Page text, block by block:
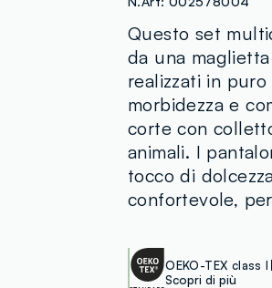
Questo set
da una maglietta
realizzati in
morbidezza e
corte con
animali. I
tocco di
confortevole,
OEKO-TEX class I
Scopri di più